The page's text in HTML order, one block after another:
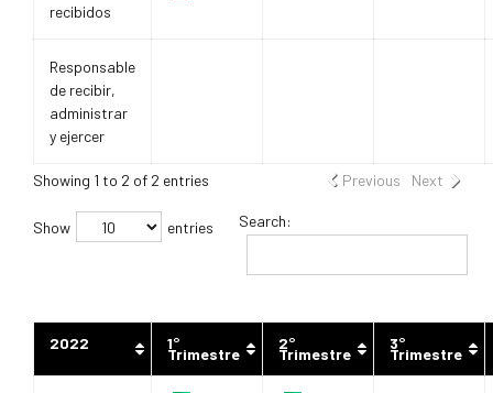
recibidos
Responsable
de recibir,
administrar
y ejercer
Showing 1 to 2 of 2 entries Previous Next
Show entries Search:
2022 1°
Trimestre
2°
Trimestre
3°
Trimestre